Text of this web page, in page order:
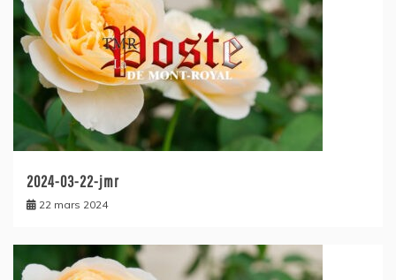
2024-03-22-jmr
22 mars 2024